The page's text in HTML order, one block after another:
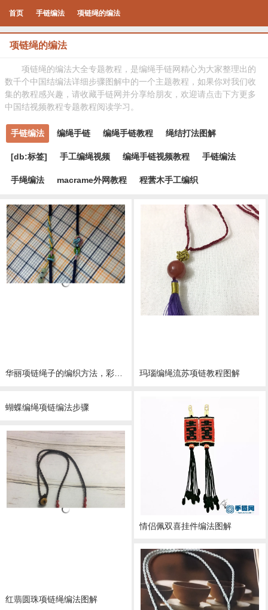
首页 手链编法 项链绳的编法
项链绳的编法
项链绳的编法大全专题教程，是编绳手链网精心为大家整理出的
数千个中国结编法详细步骤图解中的一个主题教程，如果你对我们收
集的教程感兴趣，请收藏手链网并分享给朋友，欢迎请点击下方更多
中国结视频教程专题教程阅读学习。
手链编法 编绳手链 编绳手链教程 绳结打法图解
[db:标签] 手工编绳视频 编绳手链视频教程 手链编法
手绳编法 macrame外网教程 程蕓木手工编织
华丽项链绳子的编织方法，彩色绕线曼陀罗颈链做法 玛瑙编绳流苏项链教程图解
蝴蝶编绳项链编法步骤
情侣佩双喜挂件编法图解
红翡圆珠项链绳编法图解